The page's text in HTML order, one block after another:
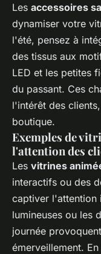
Les accessoires
dynamiser votre
l'été, pensez à
des tissus aux
LED et les petites
du passant. Ces
l'intérêt des
boutique.
Exemples de
l'attention des
Les vitrines
interactifs ou des
captiver l'attention
lumineuses ou les
journée
émerveillement.